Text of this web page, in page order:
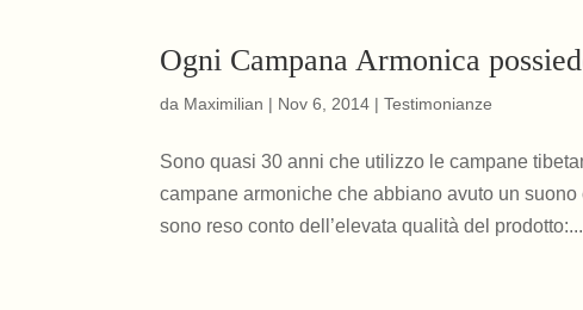
Ogni Campana Armonica
da Maximilian | Nov 6, 2014 |Testimonianze
Sono quasi 30 anni che utilizzo le campane
campane armoniche che abbiano avuto un
sono reso conto dell’elevata qualità del prodotto:...